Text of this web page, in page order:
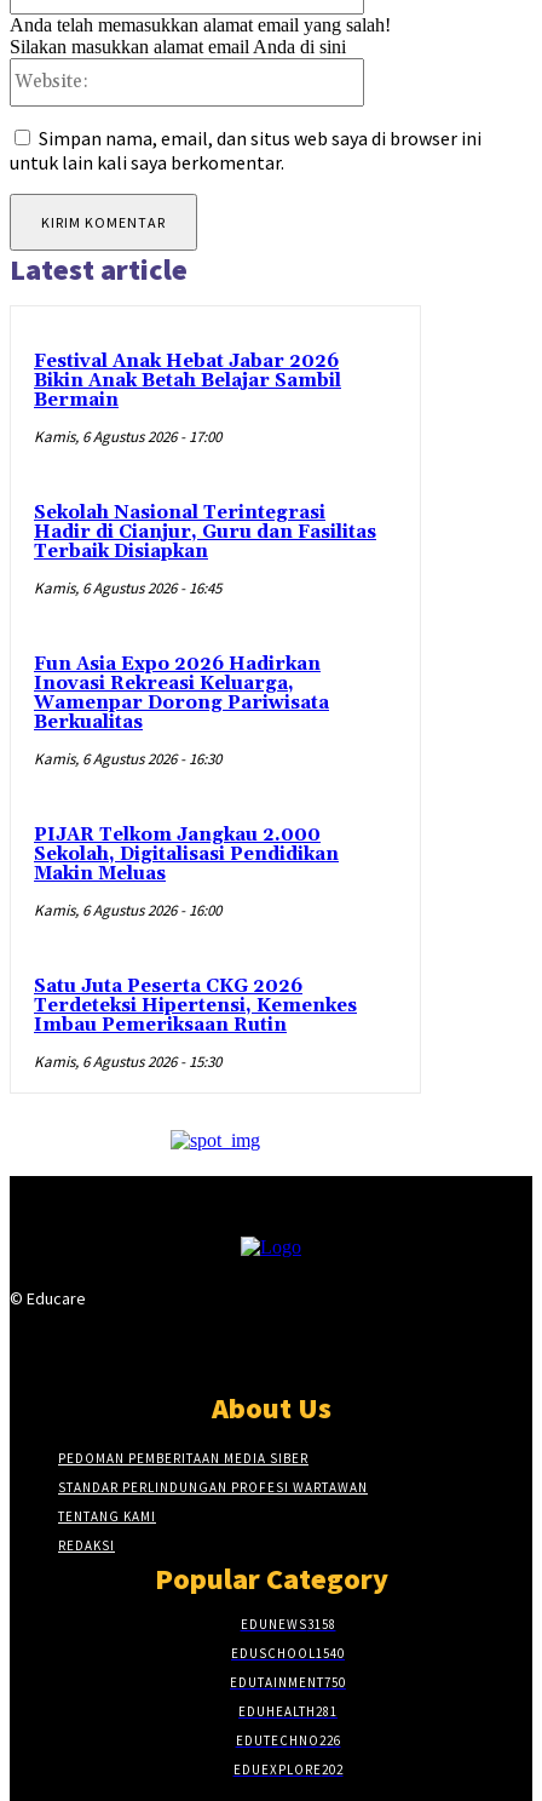
Anda telah memasukkan alamat email yang salah!
Silakan masukkan alamat email Anda di sini
Simpan nama, email, dan situs web saya di browser ini
untuk lain kali saya berkomentar.
Latest article
Festival Anak Hebat Jabar 2026
Bikin Anak Betah Belajar Sambil
Bermain
Kamis, 6 Agustus 2026 - 17:00
Sekolah Nasional Terintegrasi
Hadir di Cianjur, Guru dan Fasilitas
Terbaik Disiapkan
Kamis, 6 Agustus 2026 - 16:45
Fun Asia Expo 2026 Hadirkan
Inovasi Rekreasi Keluarga,
Wamenpar Dorong Pariwisata
Berkualitas
Kamis, 6 Agustus 2026 - 16:30
PIJAR Telkom Jangkau 2.000
Sekolah, Digitalisasi Pendidikan
Makin Meluas
Kamis, 6 Agustus 2026 - 16:00
Satu Juta Peserta CKG 2026
Terdeteksi Hipertensi, Kemenkes
Imbau Pemeriksaan Rutin
Kamis, 6 Agustus 2026 - 15:30
© Educare
About Us
PEDOMAN PEMBERITAAN MEDIA SIBER
STANDAR PERLINDUNGAN PROFESI WARTAWAN
TENTANG KAMI
REDAKSI
Popular Category
EDUNEWS3158
EDUSCHOOL1540
EDUTAINMENT750
EDUHEALTH281
EDUTECHNO226
EDUEXPLORE202